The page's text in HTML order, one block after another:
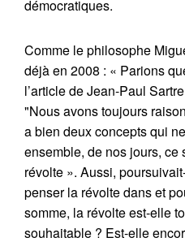
démocratiques.
Comme le philosophe
déjà en 2008 : « Parions
l’article de Jean-Paul
"Nous avons toujours
a bien deux concepts qui
ensemble, de nos jours, ce
révolte ». Aussi,
penser la révolte dans et
somme, la révolte est-elle
souhaitable ? Est-elle